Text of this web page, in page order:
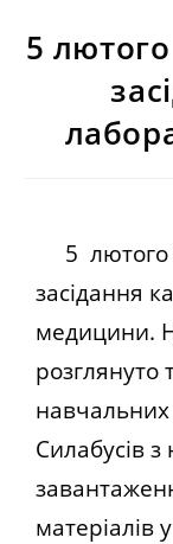
5
5 лютого
засідання
медицини.
розглянуто
навчальних
Силабусів
матеріалів